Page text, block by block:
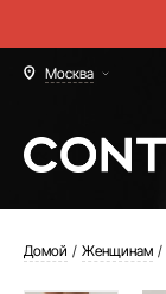
Москва
Домой Женщинам